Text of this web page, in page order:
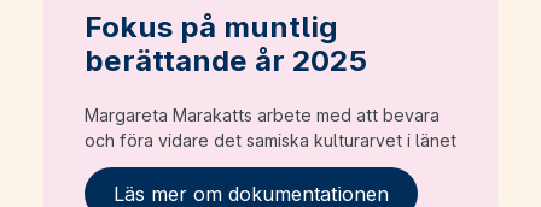
Fokus på muntlig
berättande år 2025
Margareta Marakatts arbete med att bevara
och föra vidare det samiska kulturarvet i länet
Läs mer om dokumentationen